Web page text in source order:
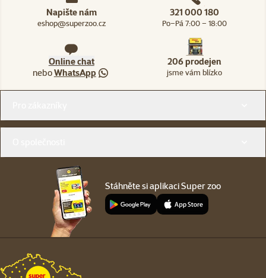
Napište nám
eshop@superzoo.cz
321 000 180
Po–Pá 7:00 – 18:00
Online chat
neboWhatsApp
206 prodejen
jsme vám blízko
Stáhněte si aplikaci Super zoo